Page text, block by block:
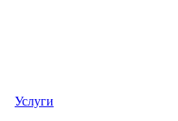
Услуги